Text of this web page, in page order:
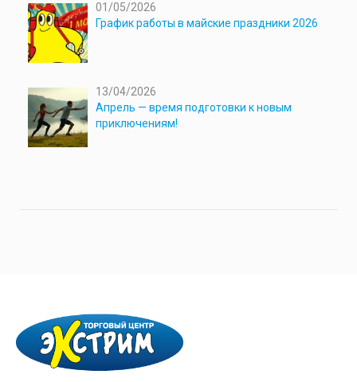
01/05/2026
График работы в майские праздники 2026
13/04/2026
Апрель — время подготовки к новым
приключениям!